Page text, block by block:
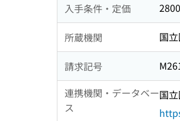
入手条件・定価
所蔵機関 国
請求記号
連携機関・データベー
ス
国